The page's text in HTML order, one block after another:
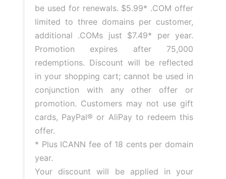
be used for renewals. $5.99* .COM offer
limited to three domains per customer,
additional .COMs just $7.49* per year.
Promotion expires after 75,000
redemptions. Discount will be reflected
in your shopping cart; cannot be used in
conjunction with any other offer or
promotion. Customers may not use gift
cards, PayPal® or AliPay to redeem this
offer.
* Plus ICANN fee of 18 cents per domain
year.
Your discount will be applied in your